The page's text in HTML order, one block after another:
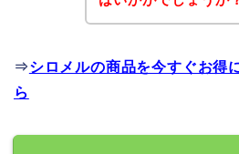
⇒シロメルの商品を今すぐお得
ら